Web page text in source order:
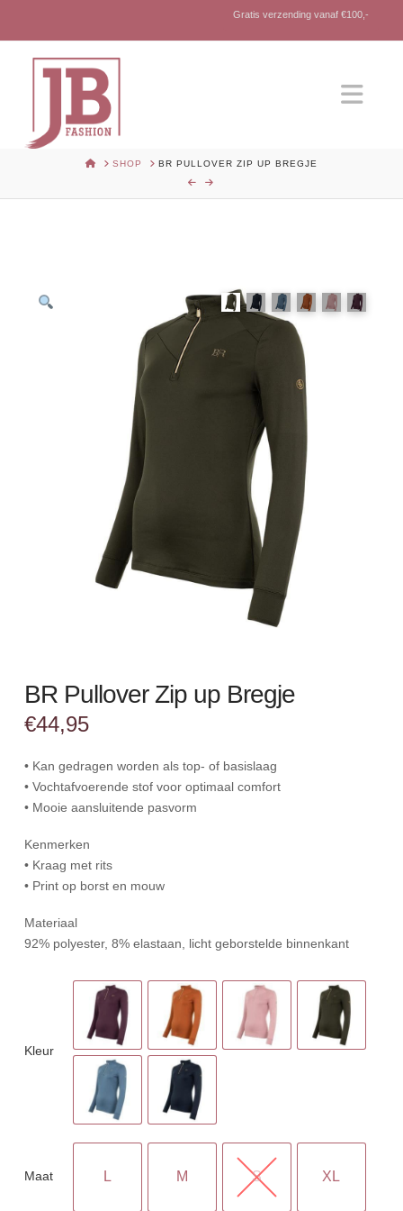
Gratis verzending vanaf €100,-
HOMESHOP BR PULLOVER ZIP UP BREGJE
BR Pullover Zip up Bregje
€44,95
• Kan gedragen worden als top- of basislaag
• Vochtafvoerende stof voor optimaal comfort
• Mooie aansluitende pasvorm
Kenmerken
• Kraag met rits
• Print op borst en mouw
Materiaal
92% polyester, 8% elastaan, licht geborstelde binnenkant
Kleur
Maat L M S XL